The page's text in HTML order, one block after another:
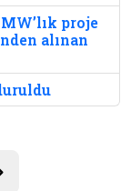
proje
alınan